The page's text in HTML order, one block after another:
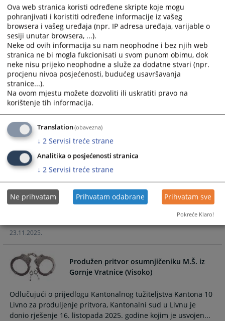
Drvaru.
12.02.2026.
Određen pritvor osumnjičeniku I.B. iz
Tomislavgrada
Odlučujući o prijedlogu Kantonalnog tužiteljstva Kantona 10
Livno, sudac za prethodni postupak Kantonalnog suda u
Livnu Jurica Babić je dana, 28. studenog 2025. godine
donio...
28.11.2025.
Određen pritvor osumnjičeniku A.Š. iz
Tomislavgrada
Odlučujući o prijedlogu Kantonalnog tužiteljstva Kantona 10
Livno, sudac za prethodni postupak Kantonalnog suda u
23.11.2025.
Produžen pritvor osumnjičeniku M.Š. iz
Gornje Vratnice (Visoko)
Odlučujući o prijedlogu Kantonalnog tužiteljstva Kantona 10
Livno za produljenje pritvora, Kantonalni sud u Livnu je
donio rješenje 16. listopada 2025. godine kojim je usvojen...
Ova web stranica koristi određene skripte koje mogu
pohranjivati i koristiti određene informacije iz vašeg
browsera i vašeg uređaja (npr. IP adresa uređaja, varijable o
sesiji unutar browsera, ...).
Neke od ovih informacija su nam neophodne i bez njih web
stranica ne bi mogla fukcionisati u svom punom obimu, dok
neke nisu prijeko neophodne a služe za dodatne stvari (npr.
procjenu nivoa posjećenosti, budućeg usavršavanja
stranice...).
Na ovom mjestu možete dozvoliti ili uskratiti pravo na
korištenje tih informacija.
Translation(obavezna)
↓ 2 Servisi treće strane
Analitika o posjećenosti stranica
↓ 2 Servisi treće strane
Ne prihvatam Prihvatam odabrane Prihvatam sve
Pokreće Klaro!